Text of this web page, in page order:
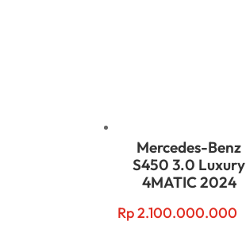
Mercedes-Benz
S450 3.0 Luxury
4MATIC 2024
Rp2.100.000.000